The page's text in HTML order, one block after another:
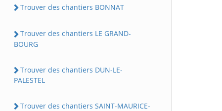
Trouver des chantiers BONNAT
Trouver des chantiers LE GRAND-
BOURG
Trouver des chantiers DUN-LE-
PALESTEL
Trouver des chantiers SAINT-MAURICE-